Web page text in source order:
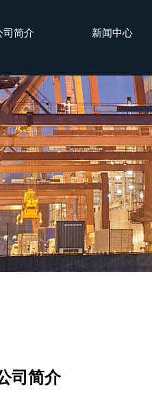
司简介 新闻中心
司简介